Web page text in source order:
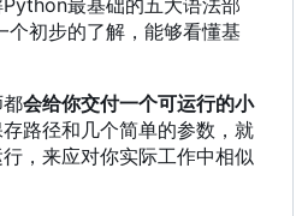
个初步的了解 ， 能够看懂基
会给你交付一个可运行的小
路径和几个简单的参数，就
，来应对你实际工作中相似